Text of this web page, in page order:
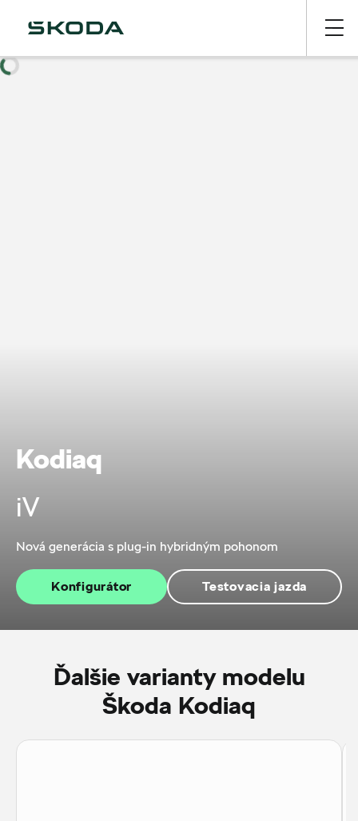
Kodiaq
iV
Nová generácia s plug-in hybridným pohonom
Konfigurátor Testovacia jazda
Ďalšie varianty modelu
Škoda Kodiaq